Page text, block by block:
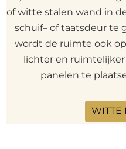
of witte stalen wand in
schuif– of taatsdeur te
wordt de ruimte ook
lichter en
panelen te
WITTE